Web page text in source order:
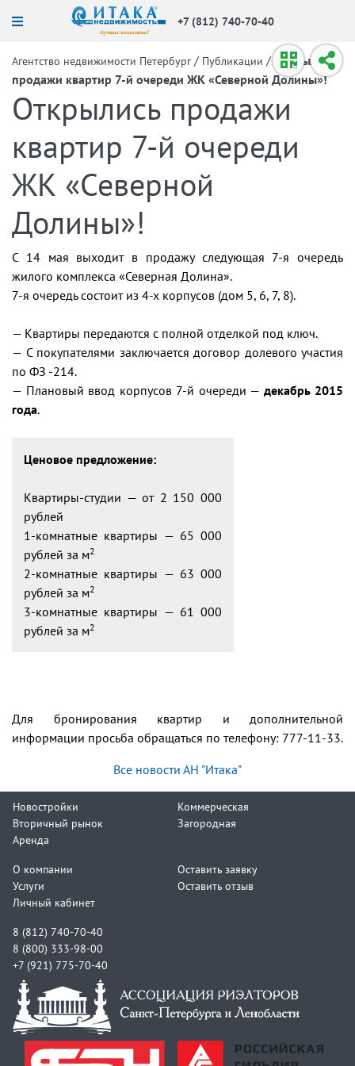
+7 (812) 740-70-40
Агентство недвижимости Петербург / Публикации / Открылись
продажи квартир 7-й очереди ЖК «Северной Долины»!
Открылись продажи
квартир 7-й очереди
ЖК «Северной
Долины»!
С 14 мая выходит в продажу следующая 7-я очередь
жилого комплекса «Северная Долина».
7-я очередь состоит из 4-х корпусов (дом 5, 6, 7, 8).
— Квартиры передаются с полной отделкой под ключ.
— С покупателями заключается договор долевого участия
по ФЗ -214.
— Плановый ввод корпусов 7-й очереди — декабрь 2015
года.
Ценовое предложение:
Квартиры-студии — от 2 150 000
рублей
1-комнатные квартиры — 65 000
рублей за м2
2-комнатные квартиры — 63 000
рублей за м2
3-комнатные квартиры — 61 000
рублей за м2
Для бронирования квартир и дополнительной
информации просьба обращаться по телефону: 777-11-33.
Все новости АН "Итака"
Новостройки
Вторичный рынок
Аренда
Коммерческая
Загородная
О компании
Услуги
Личный кабинет
Оставить заявку
Оставить отзыв
8 (812) 740-70-40
8 (800) 333-98-00
+7 (921) 775-70-40